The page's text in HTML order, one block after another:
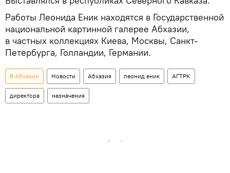
Работы Леонида Еник находятся в Государственной
национальной картинной галерее Абхазии,
в частных коллекциях Киева, Москвы, Санкт-
Петербурга, Голландии, Германии.
В Абхазии Новости Абхазия леонид еник АГТРК
директора назначения